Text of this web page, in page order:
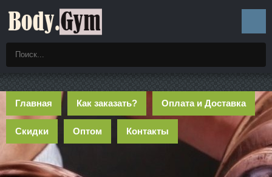
Главная Как заказать? Оплата и Доставка
Скидки Оптом Контакты